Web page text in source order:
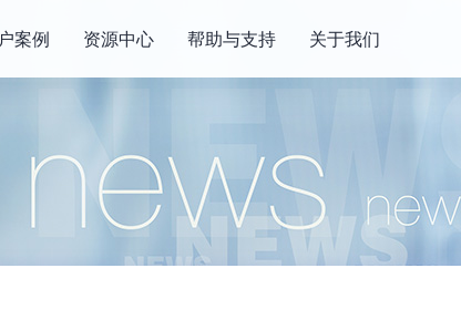
案例 资源中心 帮助与支持 关于我们